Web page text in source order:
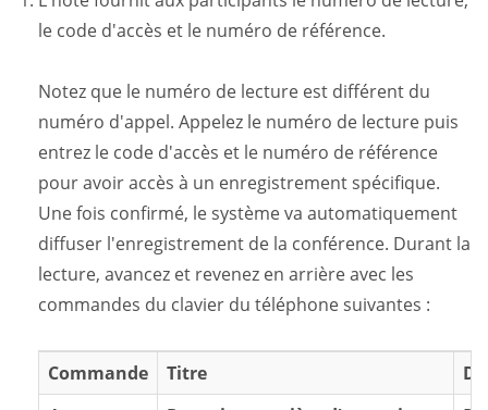
le code d'accès et le numéro de référence.
Notez que le numéro de lecture est différent du
numéro d'appel. Appelez le numéro de lecture puis
entrez le code d'accès et le numéro de référence
pour avoir accès à un enregistrement spécifique.
Une fois confirmé, le système va automatiquement
diffuser l'enregistrement de la conférence. Durant la
lecture, avancez et revenez en arrière avec les
commandes du clavier du téléphone suivantes :
Commande Titre